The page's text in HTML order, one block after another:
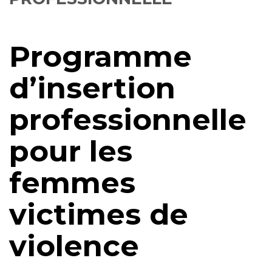
Programme
d’insertion
professionnelle
pour les
femmes
victimes de
violence